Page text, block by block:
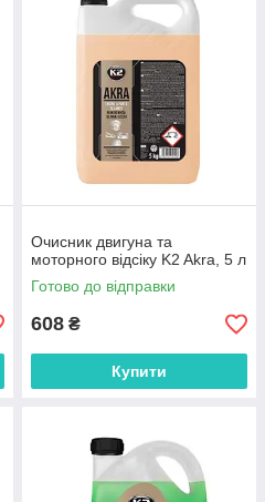
Очисник двигуна та
моторного відсіку K2 Akra, 5 л
Готово до відправки
608 ₴
Купити